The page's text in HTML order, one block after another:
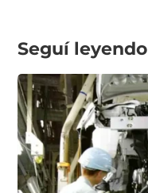
Seguí leyendo